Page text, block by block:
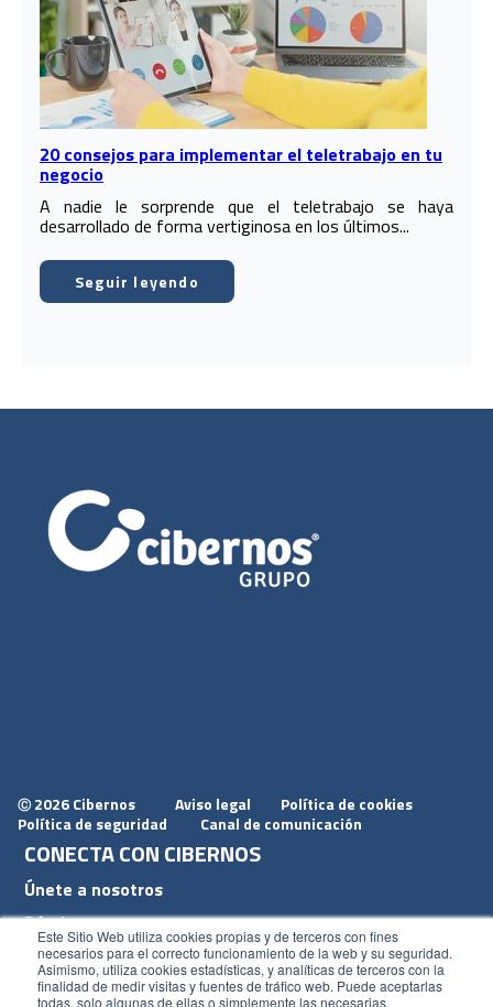
Este Sitio Web utiliza cookies propias y de terceros con fines
necesarios para el correcto funcionamiento de la web y su seguridad.
Asimismo, utiliza cookies estadísticas, y analíticas de terceros con la
finalidad de medir visitas y fuentes de tráfico web. Puede aceptarlas
todas, solo algunas de ellas o simplemente las necesarias,
20 consejos para implementar el teletrabajo en tu
negocio
A nadie le sorprende que el teletrabajo se haya
desarrollado de forma vertiginosa en los últimos...
Seguir leyendo
Ⓒ 2026 Cibernos Aviso legal
Política de cookies
Política de seguridad
Canal de comunicación
CONECTA CON CIBERNOS
Únete a nosotros
Dónde estamos
Conoce nuestro blog